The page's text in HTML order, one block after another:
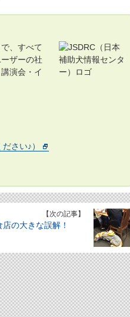
、すべて
ザーの社
演会・イ
さい♪）
【次の記事】
の大きな誤解！